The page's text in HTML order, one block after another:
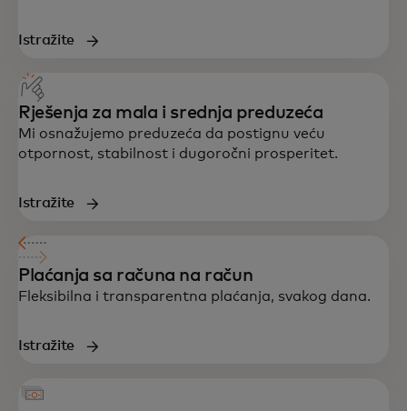
Istražite
Rješenja za mala i srednja preduzeća
Mi osnažujemo preduzeća da postignu veću
otpornost, stabilnost i dugoročni prosperitet.
Istražite
Plaćanja sa računa na račun
Fleksibilna i transparentna plaćanja, svakog dana.
Istražite